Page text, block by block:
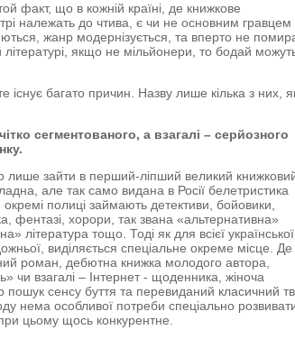
факт, що в кожній країні, де книжкове
належать до чтива, є чи не основним гравцем
жанр модернізується, та вперто не
якщо не мільйонери, то бодай
існує багато причин. Назву лише кілька з них,
сегментованого, а взагалі – серйозного
лише зайти в перший-ліпший великий
але так само видана в Росії белетристика
полиці займають детективи, бойовики,
фентазі, хорори, так звана «альтернативна»
література тощо. Тоді як для всієї української
виділяється спеціальне окреме місце. Де
роман, дебютна книжка молодого автора,
чи взагалі – Інтернет - щоденника, жіноча
сенсу буття та перевиданий класичний
нема особливої потреби спеціально
цьому щось конкурентне.